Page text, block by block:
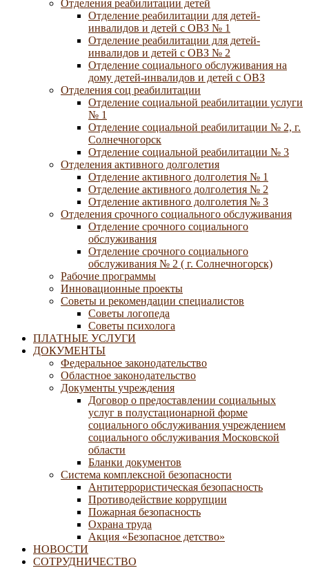
Отделения реабилитации детей
Отделение реабилитации для детей-
инвалидов и детей с ОВЗ № 1
Отделение реабилитации для детей-
инвалидов и детей с ОВЗ № 2
Отделение социального обслуживания на
дому детей-инвалидов и детей с ОВЗ
Отделения соц реабилитации
Отделение социальной реабилитации услуги
№ 1
Отделение социальной реабилитации № 2, г.
Солнечногорск
Отделение социальной реабилитации № 3
Отделения активного долголетия
Отделение активного долголетия № 1
Отделение активного долголетия № 2
Отделение активного долголетия № 3
Отделения срочного социального обслуживания
Отделение срочного социального
обслуживания
Отделение срочного социального
обслуживания № 2 ( г. Солнечногорск)
Рабочие программы
Инновационные проекты
Советы и рекомендации специалистов
Советы логопеда
Советы психолога
ПЛАТНЫЕ УСЛУГИ
ДОКУМЕНТЫ
Федеральное законодательство
Областное законодательство
Документы учреждения
Договор о предоставлении социальных
услуг в полустационарной форме
социального обслуживания учреждением
социального обслуживания Московской
области
Бланки документов
Система комплексной безопасности
Антитеррористическая безопасность
Противодействие коррупции
Пожарная безопасность
Охрана труда
Акция «Безопасное детство»
НОВОСТИ
СОТРУДНИЧЕСТВО